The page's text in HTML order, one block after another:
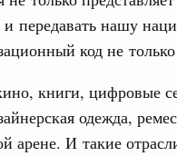
и передавать нашу
код не
книги, цифровые
одежда,
арене. И такие